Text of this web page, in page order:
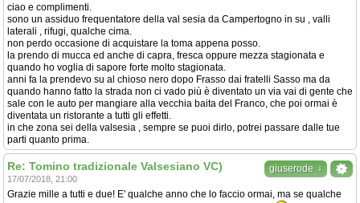
ciao e complimenti.
sono un assiduo frequentatore della val sesia da Campertogno in su , valli
laterali , rifugi, qualche cima.
non perdo occasione di acquistare la toma appena posso.
la prendo di mucca ed anche di capra, fresca oppure mezza stagionata e
quando ho voglia di sapore forte molto stagionata.
anni fa la prendevo su al chioso nero dopo Frasso dai fratelli Sasso ma da
quando hanno fatto la strada non ci vado più è diventato un via vai di gente che
sale con le auto per mangiare alla vecchia baita del Franco, che poi ormai è
diventata un ristorante a tutti gli effetti.
in che zona sei della valsesia , sempre se puoi dirlo, potrei passare dalle tue
parti quanto prima.
giuserode ↓
Re: Tomino tradizionale Valsesiano VC)
17/07/2018, 21:00
Grazie mille a tutti e due! E' qualche anno che lo faccio ormai, ma se qualche